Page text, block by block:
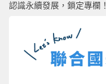
認識永續發展，鎖定專欄！